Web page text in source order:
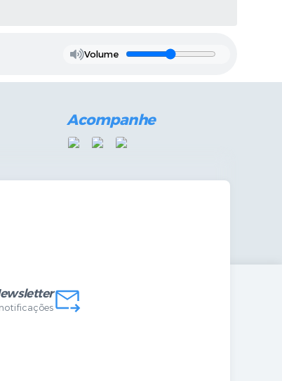
Volume
Acompanhe